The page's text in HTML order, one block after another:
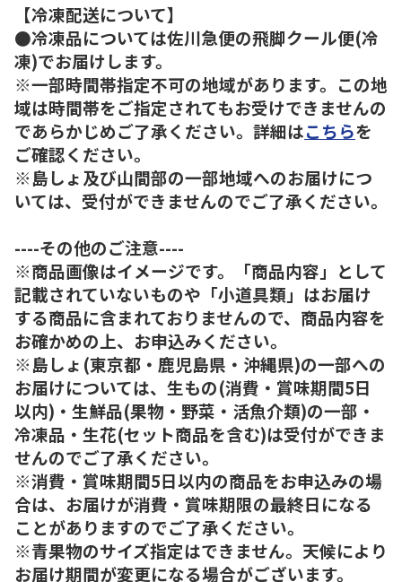
【冷凍配送について】
●冷凍品については佐川急便の飛脚クール便(冷
凍)でお届けします。
※一部時間帯指定不可の地域があります。この地
域は時間帯をご指定されてもお受けできませんの
であらかじめご了承ください。詳細はこちらを
ご確認ください。
※島しょ及び山間部の一部地域へのお届けにつ
いては、受付ができませんのでご了承ください。
----その他のご注意----
※商品画像はイメージです。「商品内容」として
記載されていないものや「小道具類」はお届け
する商品に含まれておりませんので、商品内容を
お確かめの上、お申込みください。
※島しょ(東京都・鹿児島県・沖縄県)の一部への
お届けについては、生もの(消費・賞味期間5日
以内)・生鮮品(果物・野菜・活魚介類)の一部・
冷凍品・生花(セット商品を含む)は受付ができま
せんのでご了承ください。
※消費・賞味期間5日以内の商品をお申込みの場
合は、お届けが消費・賞味期限の最終日になる
ことがありますのでご了承ください。
※青果物のサイズ指定はできません。天候により
お届け期間が変更になる場合がございます。